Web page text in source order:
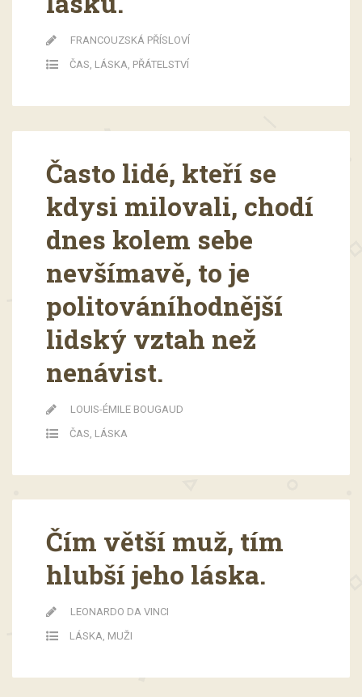
FRANCOUZSKÁ PŘÍSLOVÍ
ČAS, LÁSKA, PŘÁTELSTVÍ
Často lidé, kteří se
kdysi milovali, chodí
dnes kolem sebe
nevšímavě, to je
politováníhodnější
lidský vztah než
nenávist.
LOUIS-ÉMILE BOUGAUD
ČAS, LÁSKA
Čím větší muž, tím
hlubší jeho láska.
LEONARDO DA VINCI
LÁSKA, MUŽI